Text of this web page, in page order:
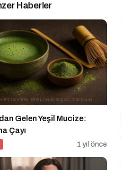
Haberler
Gelen Yeşil Mucize:
Çayı
1 yıl önce